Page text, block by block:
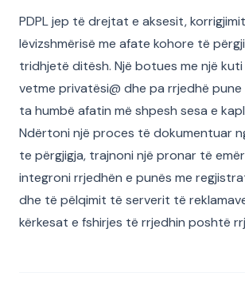
PDPL jep të drejtat e aksesit,
lëvizshmërisë me afate kohore të
tridhjetë ditësh. Një botues me një
vetme privatësi@ dhe pa rrjedhë
ta humbë afatin më shpesh sesa e
Ndërtoni një proces të dokumentuar
te përgjigja, trajnoni një pronar të
integroni rrjedhën e punës me
dhe të pëlqimit të serverit të
kërkesat e fshirjes të rrjedhin poshtë